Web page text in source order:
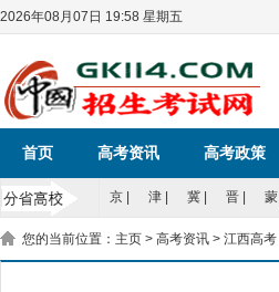
2026年08月07日 19:58 星期五
首页 高考资讯 高考政策
京| 津| 冀| 晋| 蒙|
您的当前位置： 主页 > 高考资讯 > 江西高考